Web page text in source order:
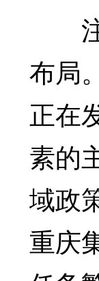
注
布局
正在
素的
域政
重庆